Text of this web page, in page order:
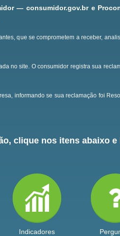
— consumidor.gov.br e
que se comprometem a receber,
no site. O consumidor registra sua
informando se sua reclamação foi
clique nos itens abaixo e
Indicadores